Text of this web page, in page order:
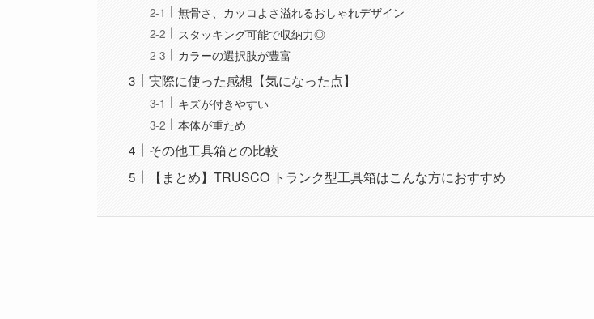
無骨さ、カッコよさ溢れるおしゃれデザイン
スタッキング可能で収納力◎
カラーの選択肢が豊富
実際に使った感想【気になった点】
キズが付きやすい
本体が重ため
その他工具箱との比較
【まとめ】TRUSCO トランク型工具箱はこんな方におすすめ